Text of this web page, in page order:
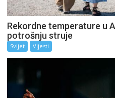
Rekordne temperature u
potrošnju struje
Svijet Vijesti